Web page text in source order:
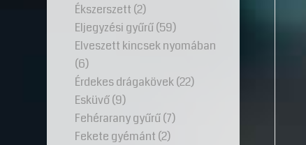
Ékszerszett (2)
Eljegyzési gyűrű(59)
Elveszett kincsek nyomában
(6)
Érdekes drágakövek(22)
Esküvő(9)
Fehérarany gyűrű(7)
Fekete gyémánt (2)